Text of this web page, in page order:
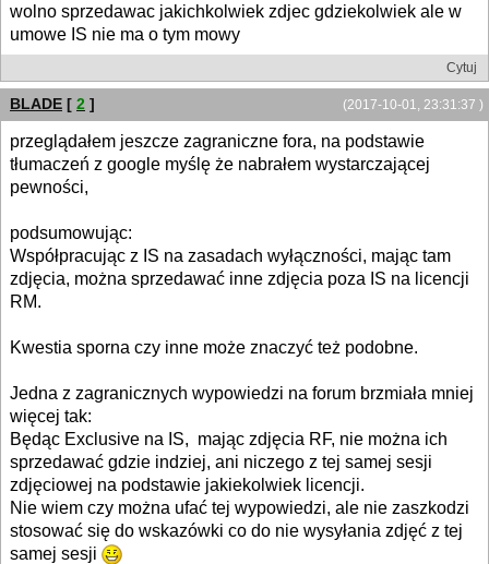
wolno sprzedawac jakichkolwiek zdjec gdziekolwiek ale w
umowe IS nie ma o tym mowy
Cytuj
(2017-10-01, 23:31:37 )
BLADE [ 2 ]
przeglądałem jeszcze zagraniczne fora, na podstawie
tłumaczeń z google myślę że nabrałem wystarczającej
pewności,
podsumowując:
Współpracując z IS na zasadach wyłączności, mając tam
zdjęcia, można sprzedawać inne zdjęcia poza IS na licencji
RM.
Kwestia sporna czy inne może znaczyć też podobne.
Jedna z zagranicznych wypowiedzi na forum brzmiała mniej
więcej tak:
Będąc Exclusive na IS, mając zdjęcia RF, nie można ich
sprzedawać gdzie indziej, ani niczego z tej samej sesji
zdjęciowej na podstawie jakiekolwiek licencji.
Nie wiem czy można ufać tej wypowiedzi, ale nie zaszkodzi
stosować się do wskazówki co do nie wysyłania zdjęć z tej
samej sesji